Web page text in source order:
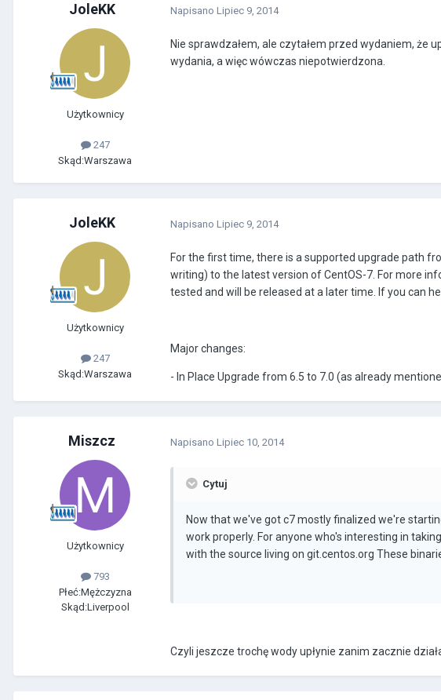
JoleKK
Użytkownicy
247
Skąd:Warszawa
Napisano Lipiec 9, 2014
Nie sprawdzałem, ale czytałem przed wydaniem, że
wydania, a więc wówczas niepotwierdzona.
JoleKK
Użytkownicy
247
Skąd:Warszawa
Napisano Lipiec 9, 2014
For the first time, there is a supported upgrade path
writing) to the latest version of CentOS-7. For more
tested and will be released at a later time. If you can
Major changes:
- In Place Upgrade from 6.5 to 7.0 (as already
Miszcz
Użytkownicy
793
Płeć:Mężczyzna
Skąd:Liverpool
Napisano Lipiec 10, 2014
Cytuj
Now that we've got c7 mostly finalized we're
work properly. For anyone who's interesting in
with the source living on git.centos.org These
Czyli jeszcze trochę wody upłynie zanim zacznie